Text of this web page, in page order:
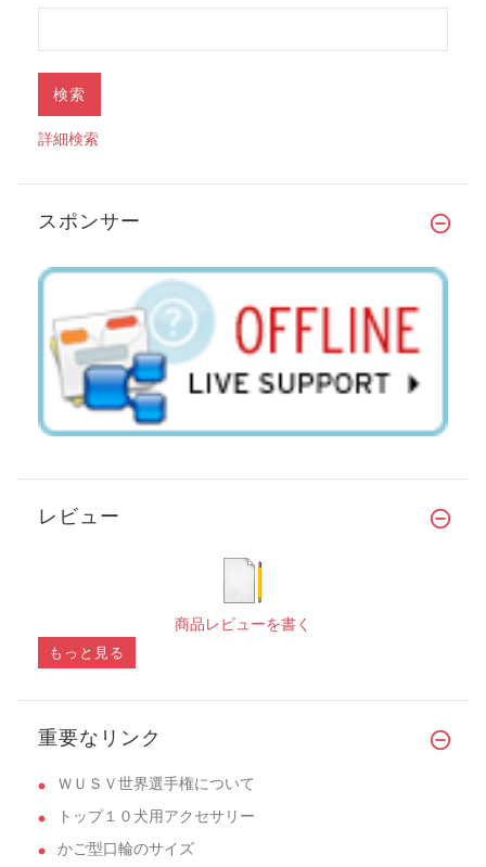
詳細検索
スポンサー
レビュー
商品レビューを書く
もっと見る
重要なリンク
ＷＵＳＶ世界選手権について
トップ１０犬用アクセサリー
かご型口輪のサイズ